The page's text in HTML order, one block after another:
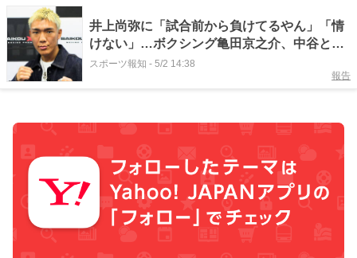
井上尚弥に「試合前から負けてるやん」「情
けない」…ボクシング亀田京之介、中谷との
「世紀の一戦」前に水差す投稿
スポーツ報知 - 5/2 14:38
報告